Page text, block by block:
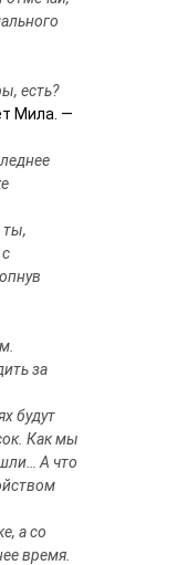
есть?
Мила. —
ты,
за
будут
Как мы
А что
а со
время.